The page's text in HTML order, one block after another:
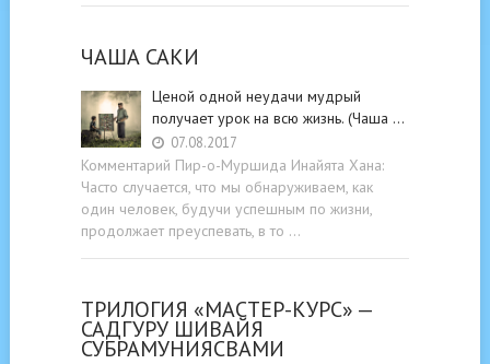
ЧАША САКИ
Ценой одной неудачи мудрый
получает урок на всю жизнь. (Чаша …
07.08.2017
Комментарий Пир-о-Муршида Инайята Хана:
Часто случается, что мы обнаруживаем, как
один человек, будучи успешным по жизни,
продолжает преуспевать, в то …
ТРИЛОГИЯ «МАСТЕР-КУРС» —
САДГУРУ ШИВАЙЯ
СУБРАМУНИЯСВАМИ